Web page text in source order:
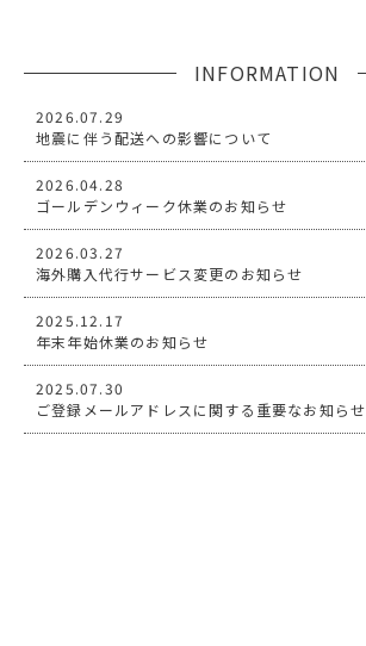
INFORMATION
2026.07.29
地震に伴う配送への影響について
2026.04.28
ゴールデンウィーク休業のお知らせ
2026.03.27
海外購入代行サービス変更のお知らせ
2025.12.17
年末年始休業のお知らせ
2025.07.30
ご登録メールアドレスに関する重要なお知らせ